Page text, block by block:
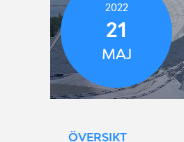
2022
21
MAJ
ÖVERSIKT